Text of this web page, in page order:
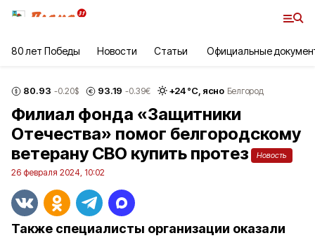
80 лет Победы Новости Статьи Официальные
80.93 -0.20$ 93.19 -0.39€ +24°С, ясно Белгород
Филиал фонда «Защитники
Отечества» помог белгородскому
ветерану СВО купить протез
Новость
26 февраля 2024, 10:02
Также специалисты организации оказали